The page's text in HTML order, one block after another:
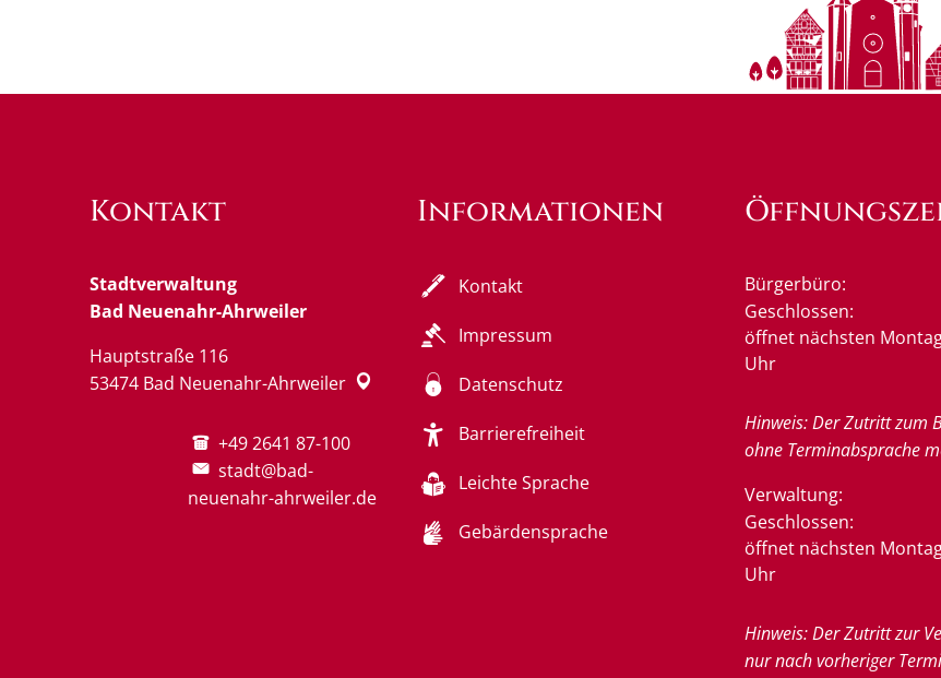
Kontakt
Stadtverwaltung
Bad Neuenahr-Ahrweiler
Hauptstraße 116
53474 Bad Neuenahr-Ahrweiler
+49 2641 87-100
stadt@bad-
neuenahr-ahrweiler.de
Informationen
Kontakt
Impressum
Datenschutz
Barrierefreiheit
Leichte Sprache
Gebärdensprache
Bürgerbüro:
Klicken, um weitere
Geschlossen:
öffnet nächsten
Uhr
Hinweis: Der Zutritt zum
ohne Terminabsprache
Verwaltung:
Klicken, um weitere
Geschlossen:
öffnet nächsten
Uhr
Hinweis: Der Zutritt zur
nur nach vorheriger